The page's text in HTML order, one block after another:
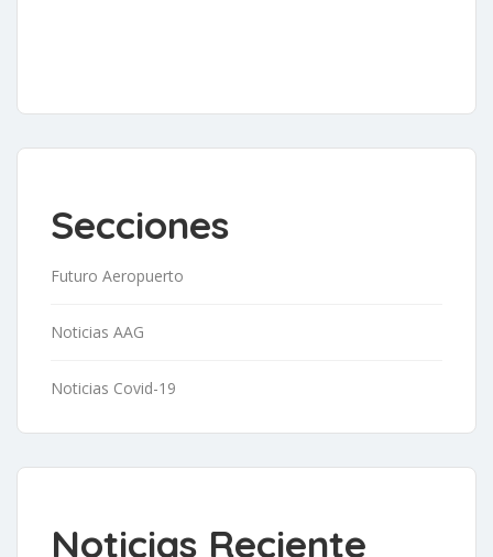
Secciones
Futuro Aeropuerto
Noticias AAG
Noticias Covid-19
Noticias Reciente